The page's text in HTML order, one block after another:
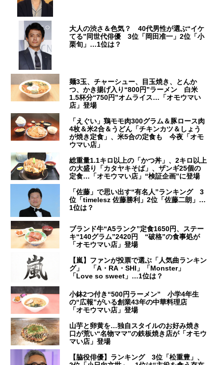
大人の渋さ＆色気？ 40代男性が選ぶ“イケ
てる”同世代俳優 3位「岡田准一」2位「小
栗旬」…1位は？
麺3玉、チャーシュー、目玉焼き、とんか
つ、かき揚げ入り“800円”ラーメン 白米
1.5杯分“750円”オムライス…「オモウマい
店」登場
「えぐい」鶏モモ肉300グラム＆豚ロース肉
4枚＆米2合＆うどん「チキンカツ＆しょう
が焼き定食」、米5合の定食も 今夜「オモ
ウマい店」
総重量1.1キロ以上の「かつ丼」、2キロ以上
の大盛り「カタヤキそば」、ザンギ25個の
定食…「オモウマい店」“検証企画”に登場
「佐藤」で思い出す“有名人”ランキング 3
位「timelesz 佐藤勝利」2位「佐藤二朗」…
1位は？
ブランド牛“A5ランク”定食1650円、ステー
キ“140グラム”2420円 “破格”の食事処が
「オモウマい店」登場
【嵐】ファンが投票で選ぶ「人気曲ランキン
グ」 「A・RA・SHI」「Monster」
「Love so sweet」…1位は？
小鉢2つ付き“500円ラーメン” 小学4年生
の“広報”がいる創業43年の中華料理店
「オモウマい店」登場
山芋と卵黄を…独自スタイルのお好み焼き
口が荒い“名物ママ”の鉄板焼き店が「オモウ
マい店」登場
【脇役俳優】ランキング 3位「松重豊」、